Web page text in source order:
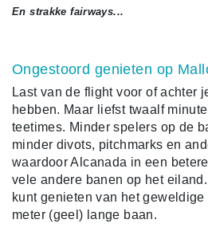
En strakke fairways...
Ongestoord genieten op
Last van de flight voor of achter
hebben. Maar liefst twaalf
teetimes. Minder spelers op de
minder divots, pitchmarks en
waardoor Alcanada in een
vele andere banen op het
kunt genieten van het
meter (geel) lange baan.